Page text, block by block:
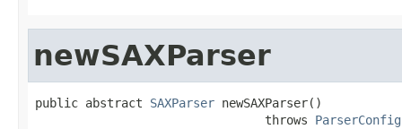
newSAXParser
public abstract SAXParser newSAXParser()
                                throws